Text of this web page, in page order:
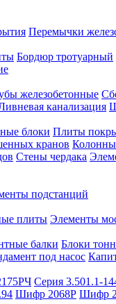
Перемычки
Бордюр тротуарный
железобетонные
канализация
блоки Плиты
кранов
Стены чердака
подстанций
плиты Элементы
балки Блоки
под насос
Серия 3.501.1-
Шифр 2068Р Шифр